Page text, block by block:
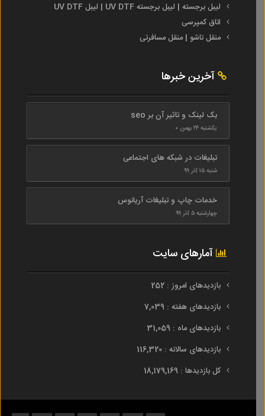
لیبل برجسته | لیبل برجسته UV DTF | لیبل UV DTF
اتاق کمپرسی
منقل تاشو | منقل مسافرتی
آخرین خبرها
بک لینک و تاثیر آن بر seo
یکشنبه ۲۴ بهمن ۰
تبلیغات در شبکه های اجتماعی
شنبه ۱۵ آذر ۹۹
خدمات چاپ و تبلیغات آریانوس
چهارشنبه ۵ آذر ۹۹
آمارهای سایت
بازدیدهای امروز : 252
بازدیدهای هفته : 7,039
بازدیدهای ماه : 31,059
بازدیدهای سالانه : 116,320
کل بازدیدها : 18,179,169